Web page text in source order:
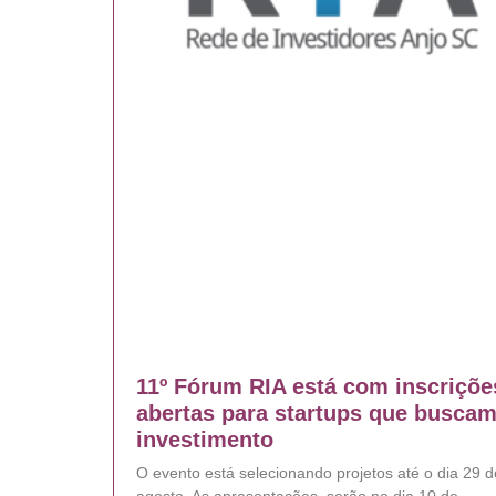
11º Fórum RIA está com
abertas para startups que buscam
investimento
O evento está selecionando projetos até o dia 29